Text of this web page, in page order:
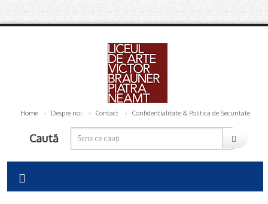
Home Despre noi Contact Confidentialitate & Politica de Securitate
Caută